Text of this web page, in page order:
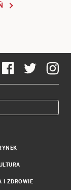
I ZDROWIE